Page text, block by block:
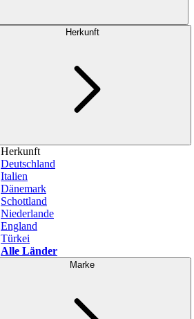
Herkunft
Herkunft
Deutschland
Italien
Dänemark
Schottland
Niederlande
England
Türkei
Alle Länder
Marke